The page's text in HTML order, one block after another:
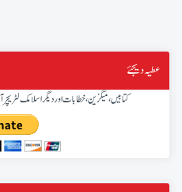
عطیہ دیجئے
کتابیں، میگزین، خطابات اور دیگر اسلامک